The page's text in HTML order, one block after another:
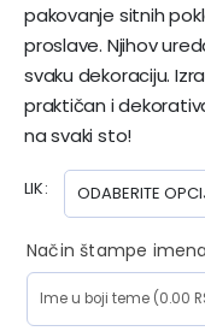
pakovanje sitnih
proslave. Njihov
svaku dekoraciju.
praktičan i
na svaki sto!
LIK
Način štampe imena